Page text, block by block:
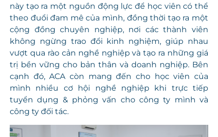
này tạo ra một nguồn động lực để học viên có thể
theo đuổi đam mê của mình, đồng thời tạo ra một
cộng đồng chuyên nghiệp, nơi các thành viên
không ngừng trao đổi kinh nghiệm, giúp nhau
vượt qua rào cản nghề nghiệp và tạo ra những giá
trị bền vững cho bản thân và doanh nghiệp. Bên
cạnh đó, ACA còn mang đến cho học viên của
mình nhiều cơ hội nghề nghiệp khi trực tiếp
tuyển dụng & phỏng vấn cho công ty mình và
công ty đối tác.